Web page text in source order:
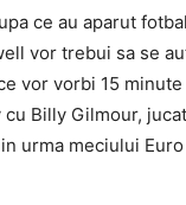
ce au aparut
vor trebui sa se
vor vorbi 15
cu Billy Gilmour,
urma meciului